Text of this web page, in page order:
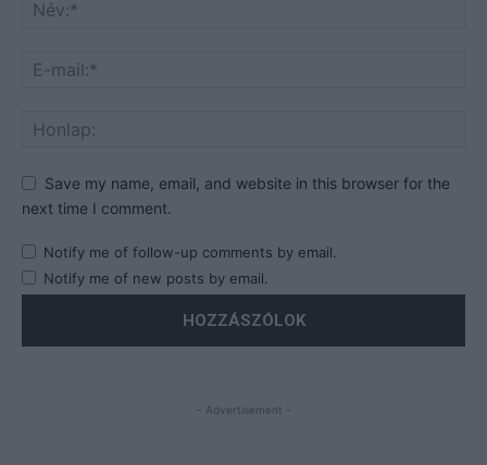
Save my name, email, and website in this browser for the
next time I comment.
Notify me of follow-up comments by email.
Notify me of new posts by email.
- Advertisement -